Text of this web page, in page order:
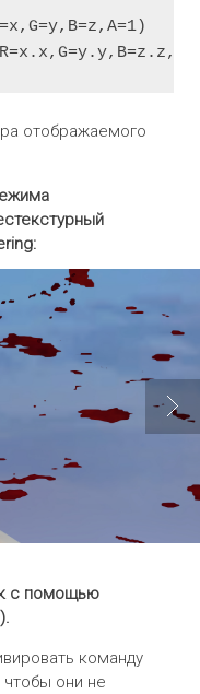
отображаемого
:
с помощью
).
команду
они не